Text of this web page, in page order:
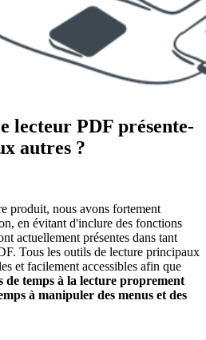
lecteur PDF présente-
autres ?
produit, nous avons fortement
en évitant d'inclure des fonctions
actuellement présentes dans tant
Tous les outils de lecture principaux
et facilement accessibles afin que
de temps à la lecture proprement
à manipuler des menus et des